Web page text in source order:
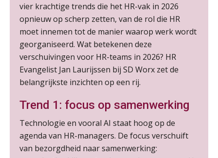
vier krachtige trends die het HR-vak in 2026
opnieuw op scherp zetten, van de rol die HR
moet innemen tot de manier waarop werk wordt
georganiseerd. Wat betekenen deze
verschuivingen voor HR-teams in 2026? HR
Evangelist Jan Laurijssen bij SD Worx zet de
belangrijkste inzichten op een rij.
Trend 1: focus op samenwerking
Technologie en vooral AI staat hoog op de
agenda van HR-managers. De focus verschuift
van bezorgdheid naar samenwerking: